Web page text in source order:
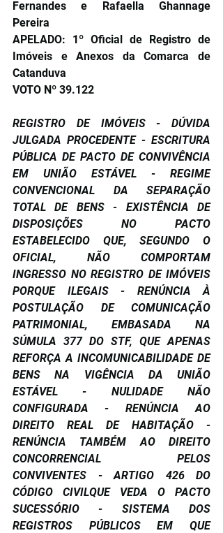
Fernandes e Rafaella Ghannage
Pereira
APELADO: 1º Oficial de Registro de
Imóveis e Anexos da Comarca de
Catanduva
VOTO Nº 39.122
REGISTRO DE IMÓVEIS - DÚVIDA
JULGADA PROCEDENTE - ESCRITURA
PÚBLICA DE PACTO DE CONVIVÊNCIA
EM UNIÃO ESTÁVEL - REGIME
CONVENCIONAL DA SEPARAÇÃO
TOTAL DE BENS - EXISTÊNCIA DE
DISPOSIÇÕES NO PACTO
ESTABELECIDO QUE, SEGUNDO O
OFICIAL, NÃO COMPORTAM
INGRESSO NO REGISTRO DE IMÓVEIS
PORQUE ILEGAIS - RENÚNCIA À
POSTULAÇÃO DE COMUNICAÇÃO
PATRIMONIAL, EMBASADA NA
SÚMULA 377 DO STF, QUE APENAS
REFORÇA A INCOMUNICABILIDADE DE
BENS NA VIGÊNCIA DA UNIÃO
ESTÁVEL - NULIDADE NÃO
CONFIGURADA - RENÚNCIA AO
DIREITO REAL DE HABITAÇÃO -
RENÚNCIA TAMBÉM AO DIREITO
CONCORRENCIAL PELOS
CONVIVENTES - ARTIGO 426 DO
CÓDIGO CIVILQUE VEDA O PACTO
SUCESSÓRIO - SISTEMA DOS
REGISTROS PÚBLICOS EM QUE